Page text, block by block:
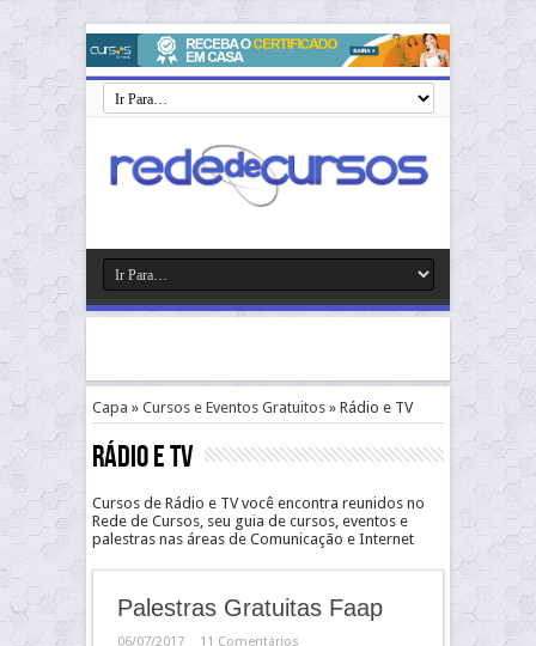
Capa » Cursos e Eventos Gratuitos » Rádio e TV
Rádio e TV
Cursos de Rádio e TV você encontra reunidos no
Rede de Cursos, seu guia de cursos, eventos e
palestras nas áreas de Comunicação e Internet
Palestras Gratuitas Faap
06/07/2017 11 Comentários